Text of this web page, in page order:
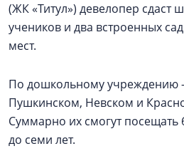
(ЖК «Титул») девелопер сдаст
учеников и два встроенных
мест.
По дошкольному учреждению
Пушкинском, Невском и
Суммарно их смогут посещать
до семи лет.